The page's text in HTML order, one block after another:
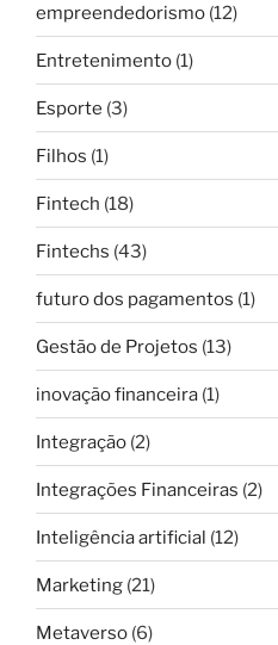
empreendedorismo (12)
Entretenimento (1)
Esporte (3)
Filhos (1)
Fintech (18)
Fintechs (43)
futuro dos pagamentos (1)
Gestão de Projetos (13)
inovação financeira (1)
Integração (2)
Integrações Financeiras (2)
Inteligência artificial (12)
Marketing (21)
Metaverso (6)